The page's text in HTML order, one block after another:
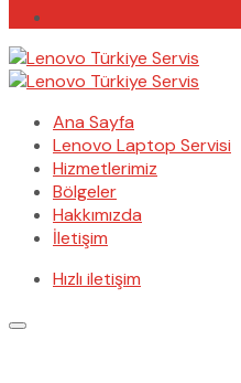
Ana Sayfa
Lenovo Laptop Servisi
Hizmetlerimiz
Bölgeler
Hakkımızda
İletişim
Hızlı iletişim